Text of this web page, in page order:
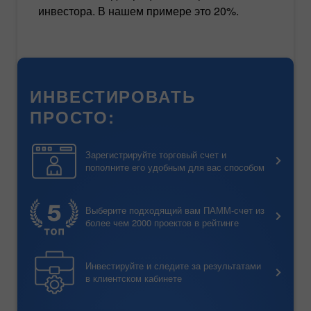
инвестора. В нашем примере это 20%.
ИНВЕСТИРОВАТЬ
ПРОСТО:
Зарегистрируйте торговый счет и
пополните его удобным для вас способом
Выберите подходящий вам ПАММ-счет из
более чем 2000 проектов в рейтинге
Инвестируйте и следите за результатами
в клиентском кабинете